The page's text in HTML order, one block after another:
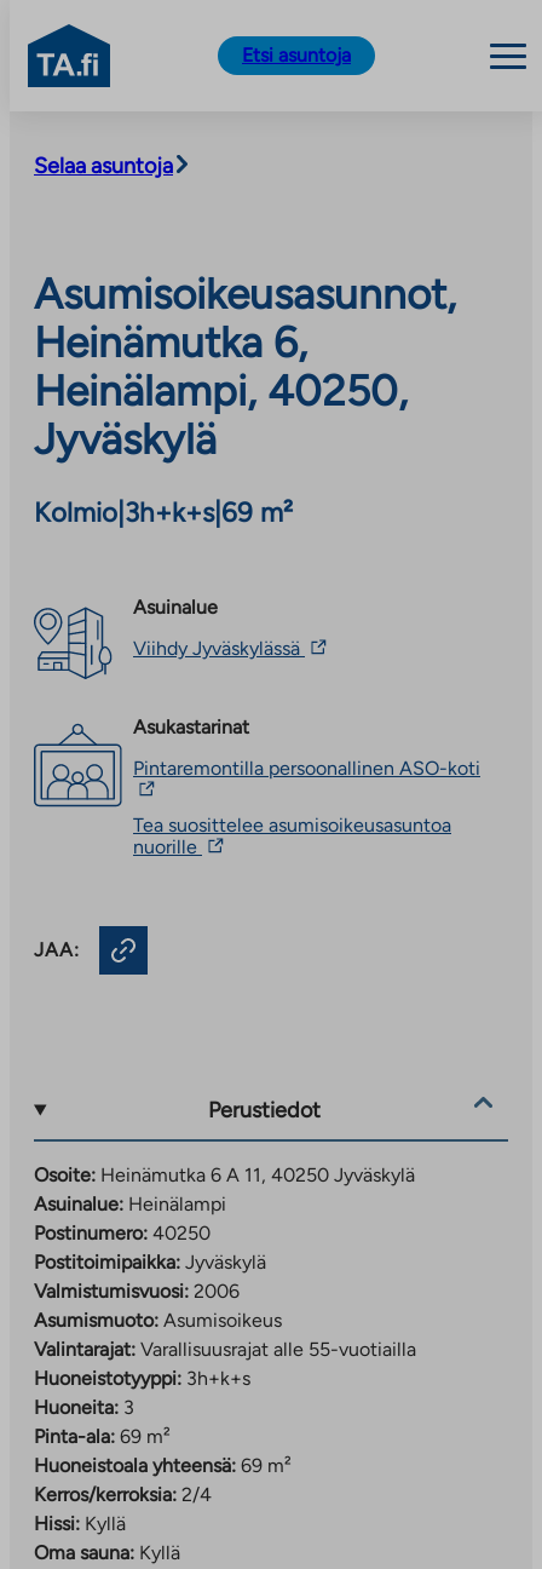
sisältöön
TA.fi
Etsi asuntoja
Selaa asuntoja
Asumisoikeusasunnot,
Heinämutka 6,
Heinälampi, 40250,
Jyväskylä
Kolmio 3h+k+s| 69 m²
Asuinalue
Viihdy Jyväskylässä Linkki
aukeaa
uuteen
Asukastarinat
Pintaremontilla persoonallinen ASO-koti
Tea suosittelee asumisoikeusasuntoa
nuorille Linkki
JAA:
Perustiedot
Osoite: Heinämutka 6 A 11, 40250 Jyväskylä
Asuinalue: Heinälampi
Postinumero: 40250
Postitoimipaikka: Jyväskylä
Valmistumisvuosi: 2006
Asumismuoto: Asumisoikeus
Valintarajat: Varallisuusrajat alle 55-vuotiailla
Huoneistotyyppi: 3h+k+s
Huoneita: 3
Pinta-ala: 69 m²
Huoneistoala yhteensä: 69 m²
Kerros/kerroksia: 2/4
Hissi: Kyllä
Oma sauna: Kyllä